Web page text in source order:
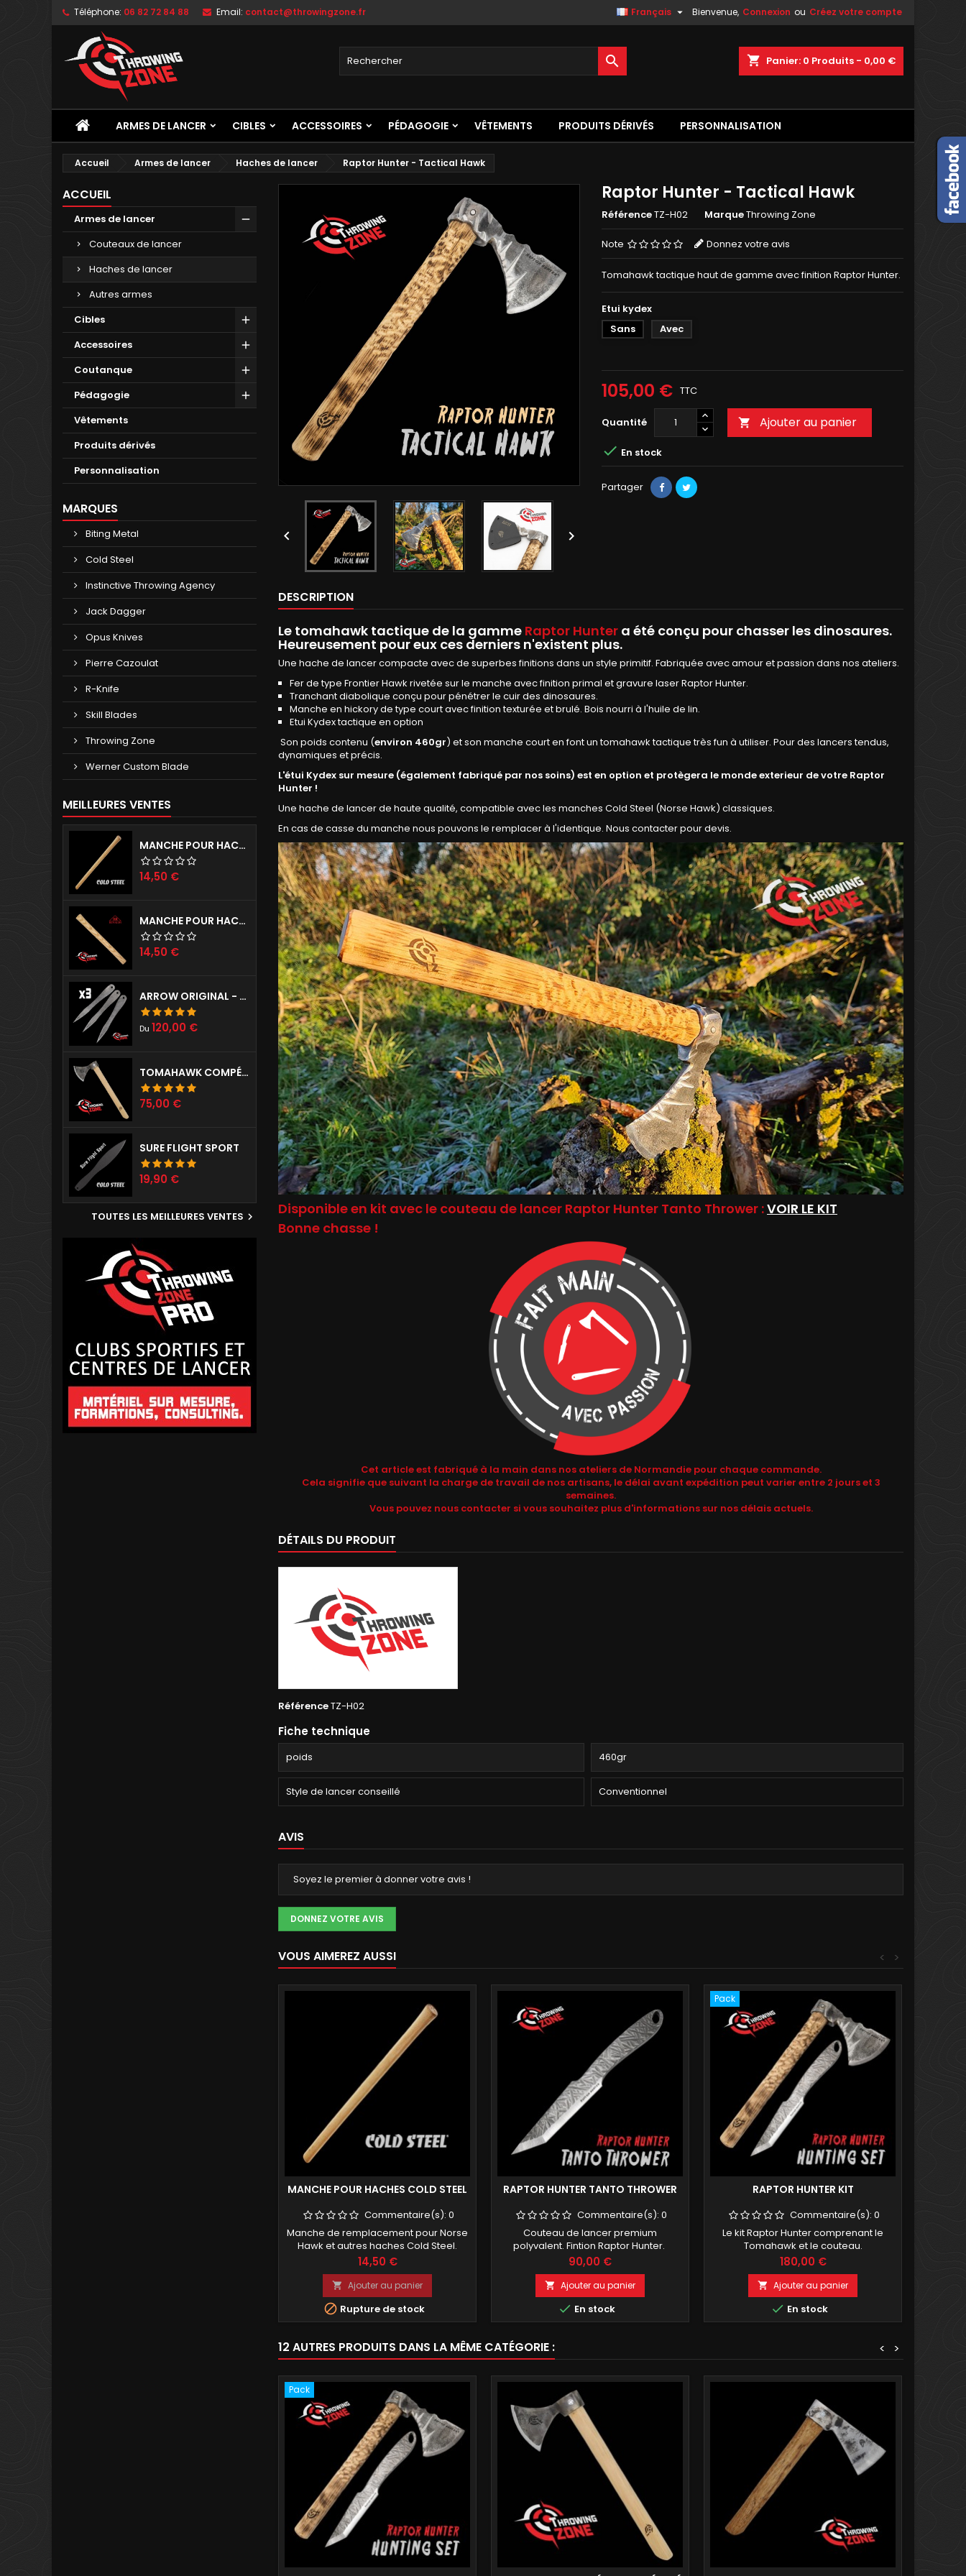
Téléphone: 06 82 72 84 88 Email: contact@throwingzone.fr Bienvenue, Connexion ou Créez votre compte
Français 
shopping_cart Panier: 0 Produits - 0,00 €

ARMES DE LANCER CIBLES ACCESSOIRES PÉDAGOGIE VÊTEMENTS PRODUITS DÉRIVÉS PERSONNALISATION
Accueil Armes de lancer Haches de lancer Raptor Hunter - Tactical Hawk
ACCUEIL
Armes de lancer
Couteaux de lancer
Haches de lancer
Autres armes
Cibles
Accessoires
Coutanque
Pédagogie
Vêtements
Produits dérivés
Personnalisation
MARQUES
Biting Metal
Cold Steel
Instinctive Throwing Agency
Jack Dagger
Opus Knives
Pierre Cazoulat
R-Knife
Skill Blades
Throwing Zone
Werner Custom Blade
MEILLEURES VENTES
MANCHE POUR HACHES COLD STEEL
Prix
14,50 €
MANCHE POUR HACHE RINALDI
Prix
14,50 €
ARROW ORIGINAL - SET DE 3
Du Prix
120,00 €
TOMAHAWK COMPÉTITION PRÉPARÉ
Prix
75,00 €
SURE FLIGHT SPORT
Prix
19,90 €
TOUTES LES MEILLEURES VENTES 
 
Raptor Hunter - Tactical Hawk
RéférenceTZ-H02 MarqueThrowing Zone
Note Donnez votre avis
Tomahawk tactique haut de gamme avec finition Raptor Hunter.
Etui kydex
Sans
Avec
105,00 € TTC
Quantité  Ajouter au panier
 En stock
Partager
DESCRIPTION
Le tomahawk tactique de la gamme Raptor Hunter a été conçu pour chasser les dinosaures.
Heureusement pour eux ces derniers n'existent plus.
Une hache de lancer compacte avec de superbes finitions dans un style primitif. Fabriquée avec amour et passion dans nos ateliers.
Fer de type Frontier Hawk rivetée sur le manche avec finition primal et gravure laser Raptor Hunter.
Tranchant diabolique conçu pour pénétrer le cuir des dinosaures.
Manche en hickory de type court avec finition texturée et brulé. Bois nourri à l'huile de lin.
Etui Kydex tactique en option
Son poids contenu (environ 460gr) et son manche court en font un tomahawk tactique très fun à utiliser. Pour des lancers tendus,
dynamiques et précis.
L'étui Kydex sur mesure (également fabriqué par nos soins) est en option et protègera le monde exterieur de votre Raptor
Hunter !
Une hache de lancer de haute qualité, compatible avec les manches Cold Steel (Norse Hawk) classiques.
En cas de casse du manche nous pouvons le remplacer à l'identique. Nous contacter pour devis.
Disponible en kit avec le couteau de lancer Raptor Hunter Tanto Thrower :VOIR LE KIT
Bonne chasse !
Cet article est fabriqué à la main dans nos ateliers de Normandie pour chaque commande.
Cela signifie que suivant la charge de travail de nos artisans, le délai avant expédition peut varier entre 2 jours et 3
semaines.
Vous pouvez nous contacter si vous souhaitez plus d'informations sur nos délais actuels.
DÉTAILS DU PRODUIT
RéférenceTZ-H02
Fiche technique
poids 460gr
Style de lancer conseillé Conventionnel
AVIS
Soyez le premier à donner votre avis !
DONNEZ VOTRE AVIS
VOUS AIMEREZ AUSSI >
<
MANCHE POUR HACHES COLD STEEL
Commentaire(s): 0
Manche de remplacement pour Norse
Hawk et autres haches Cold Steel.
Prix
14,50 €
 Ajouter au panier
 Rupture de stock
RAPTOR HUNTER TANTO THROWER
Commentaire(s): 0
Couteau de lancer premium
polyvalent. Fintion Raptor Hunter.
Prix
90,00 €
 Ajouter au panier
 En stock
Pack
RAPTOR HUNTER KIT
Commentaire(s): 0
Le kit Raptor Hunter comprenant le
Tomahawk et le couteau.
Prix
180,00 €
 Ajouter au panier
 En stock
12 AUTRES PRODUITS DANS LA MÊME CATÉGORIE : >
<
Pack